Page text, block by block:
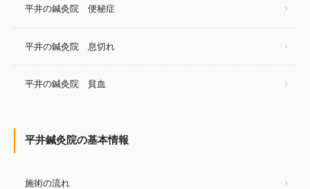
平井の鍼灸院 便秘症
平井の鍼灸院 息切れ
平井の鍼灸院 貧血
平井鍼灸院の基本情報
施術の流れ